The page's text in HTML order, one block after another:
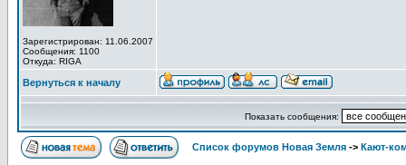
Зарегистрирован: 11.06.2007
Сообщения: 1100
Откуда: RIGA
Вернуться к началу
Показать сообщения:
Список форумов Новая Земля -> Кают-